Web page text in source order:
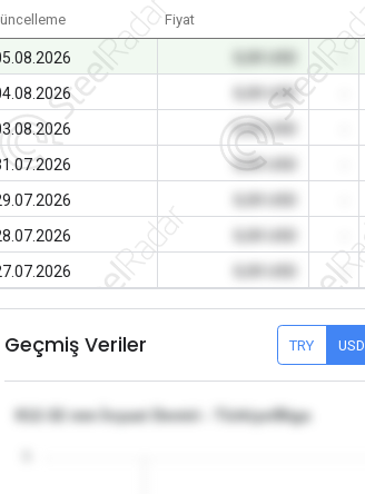
Fiyat
0,00 USD
0,00 USD
0,00 USD
-
Geçmiş Veriler TRY USD
θ12-32 mm İnşaat Demiri - Türkiye/Biga